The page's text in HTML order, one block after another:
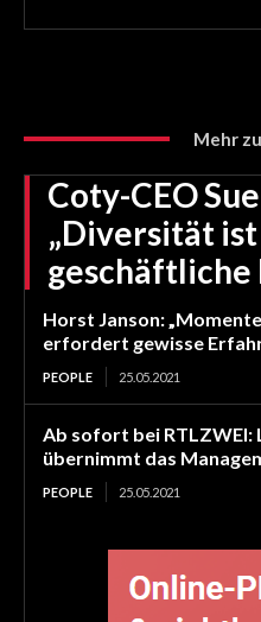
Mehr
Coty-CEO
„Diversität
Horst Janson:
erfordert gewisse
PEOPLE 25.05.2021
Ab sofort bei RTLZWEI:
übernimmt das
PEOPLE 25.05.2021